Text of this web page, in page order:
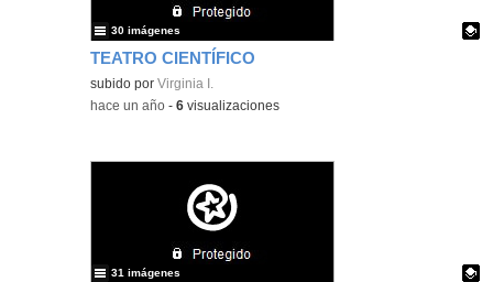
TEATRO CIENTÍFICO
Contenido educativo.
subido porVirginia I.
30 imágenes
-hace un año -6 visualizaciones
31 imágenes